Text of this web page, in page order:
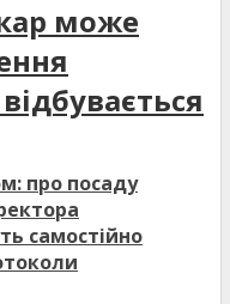
може
про посаду
самостійно